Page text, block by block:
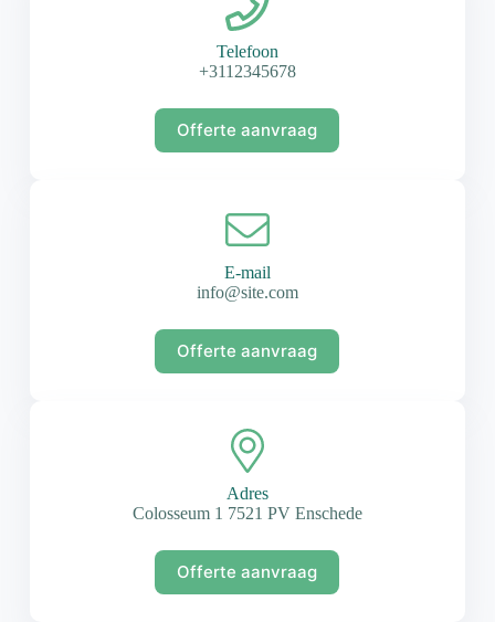
Telefoon
+3112345678
Offerte aanvraag
E-mail
info@site.com
Offerte aanvraag
Adres
Colosseum 1 7521 PV Enschede
Offerte aanvraag